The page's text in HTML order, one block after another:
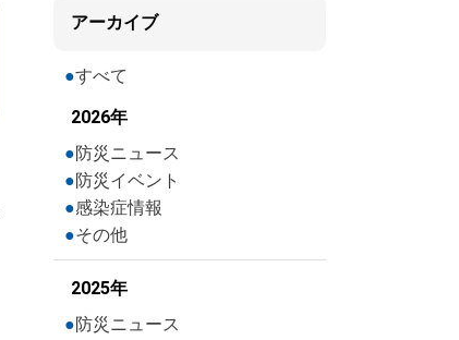
アーカイブ
すべて
2026年
防災ニュース
防災イベント
感染症情報
その他
2025年
防災ニュース